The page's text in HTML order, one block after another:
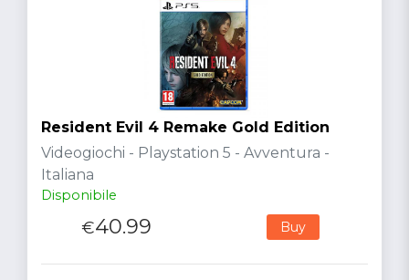
Resident Evil 4 Remake Gold Edition
Videogiochi - Playstation 5 - Avventura -
Italiana
Disponibile
€40.99 Buy